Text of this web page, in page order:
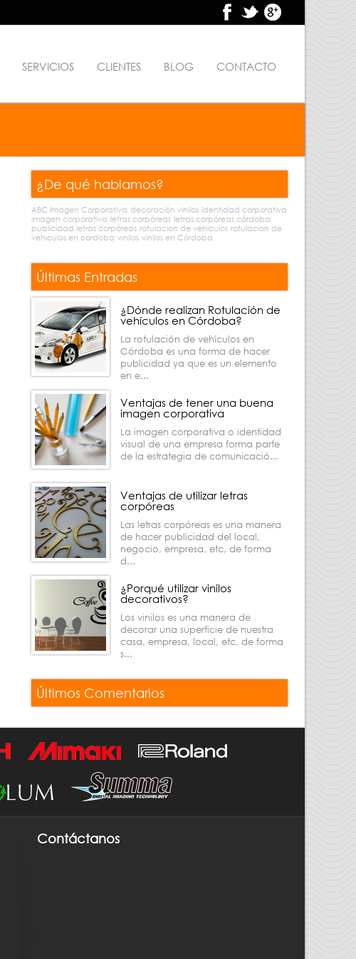
SERVICIOS CLIENTES BLOG CONTACTO
¿De qué hablamos?
ABC Imagen Corporativa decoración vinilos identidad corporativa
imagen corporativa letras corpóreas letras corpóreas córdoba
publicidad letras corpóreas rotulacion de vehiculos rotulacion de
vehiculos en cordoba vinilos vinilos en Córdoba
Últimas Entradas
¿Dónde realizan Rotulación de
vehículos en Córdoba?
La rotulación de vehículos en
Córdoba es una forma de hacer
publicidad ya que es un elemento
en e...
Ventajas de tener una buena
imagen corporativa
La imagen corporativa o identidad
visual de una empresa forma parte
de la estrategia de comunicació...
Ventajas de utilizar letras
corpóreas
Las letras corpóreas es una manera
de hacer publicidad del local,
negocio, empresa, etc, de forma
d...
¿Porqué utilizar vinilos
decorativos?
Los vinilos es una manera de
decorar una superficie de nuestra
casa, empresa, local, etc, de forma
s...
Últimos Comentarios
Contáctanos